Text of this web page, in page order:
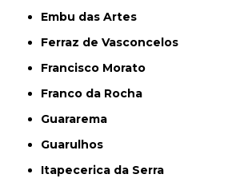
Embu das Artes
Ferraz de Vasconcelos
Francisco Morato
Franco da Rocha
Guararema
Guarulhos
Itapecerica da Serra